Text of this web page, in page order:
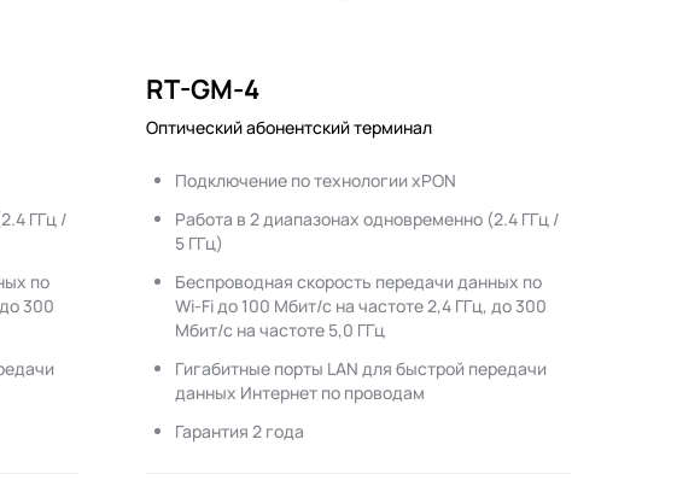
ГГц /
по
300
RT-GM-4
Оптический абонентский терминал
Подключение по технологии xPON
Работа в 2 диапазонах одновременно (2.4 ГГц /
5 ГГц)
Беспроводная скорость передачи данных по
Wi-Fi до 100 Мбит/с на частоте 2,4 ГГц, до 300
Мбит/с на частоте 5,0 ГГц
Гигабитные порты LAN для быстрой передачи
данных Интернет по проводам
Гарантия 2 года